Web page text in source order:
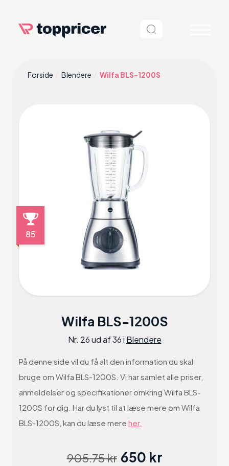
Forside Blendere Wilfa BLS-1200S
85
Wilfa BLS-1200S
Nr. 26 ud af 36 i Blendere
På denne side vil du få alt den information du skal
bruge om Wilfa BLS-1200S. Vi har samlet alle priser,
anmeldelser og specifikationer omkring Wilfa BLS-
1200S for dig. Har du lyst til at læse mere om Wilfa
BLS-1200S, kan du læse mere her.
905.75 kr 650 kr